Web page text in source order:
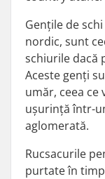
Gențile de
nordic, sunt
schiurile dacă
Aceste genți
umăr, ceea
ușurință într-
aglomerată.
Rucsacurile
purtate în